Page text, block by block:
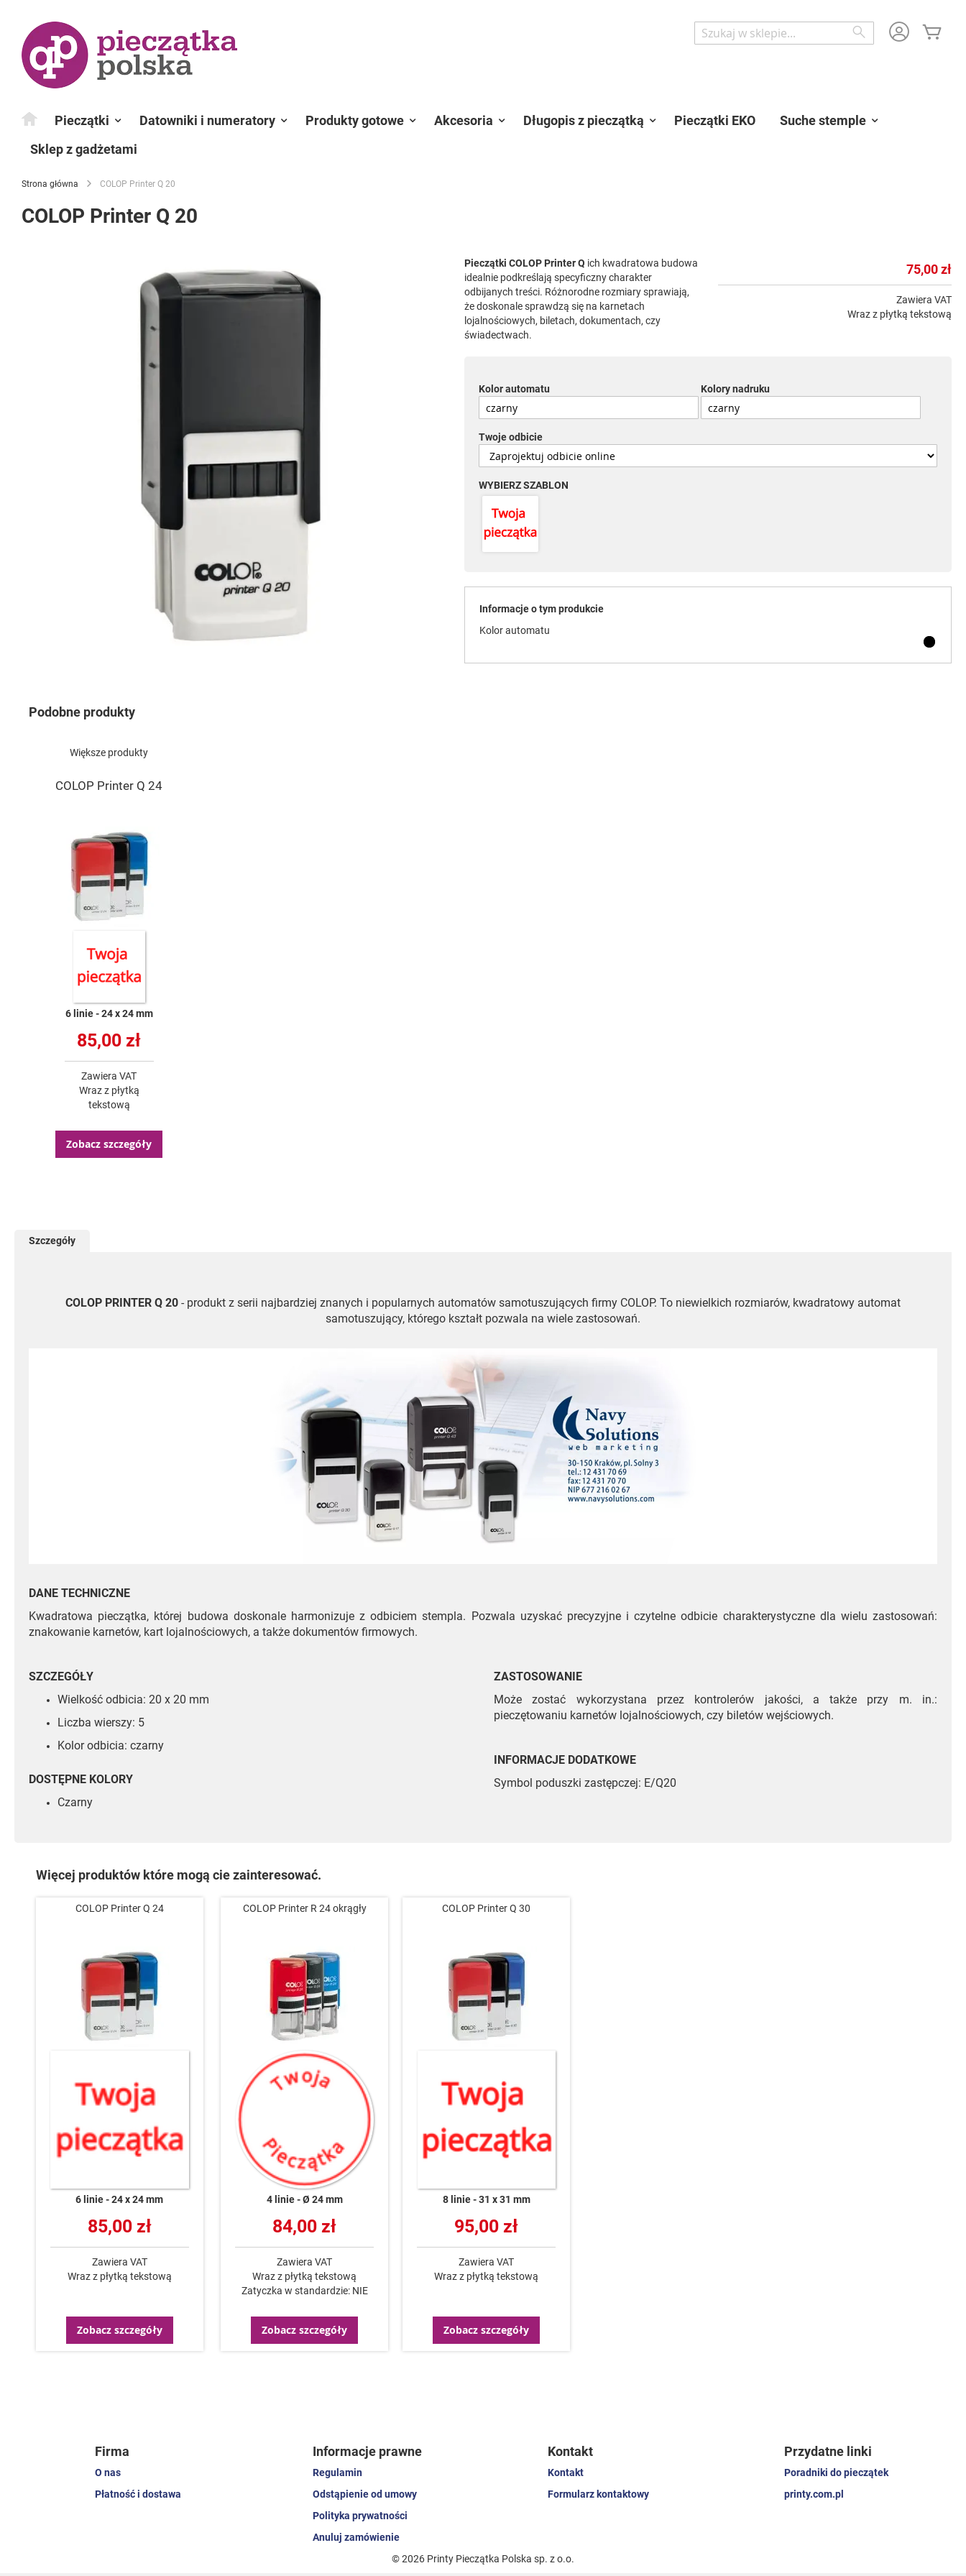
Wyszukaj
Pieczątki Datowniki i numeratory Produkty gotowe Akcesoria Długopis z pieczątką Pieczątki EKO
Suche stemple
Sklep z gadżetami
Strona główna COLOP Printer Q 20
COLOP Printer Q 20
początek
75,00 zł
Zawiera VAT
Wraz z płytką tekstową
Pieczątki COLOP Printer Q ich kwadratowa budowa
idealnie podkreślają specyficzny charakter
odbijanych treści. Różnorodne rozmiary sprawiają,
że doskonale sprawdzą się na karnetach
lojalnościowych, biletach, dokumentach, czy
świadectwach.
Kolor automatu Kolory nadruku
Twoje odbicie
WYBIERZ SZABLON
Informacje o tym produkcie
Kolor automatu
Podobne produkty
Większe produkty
COLOP Printer Q 24
6 linie 24 x 24 mm
85,00 zł
Zawiera VAT
Wraz z płytką
tekstową
Zobacz szczegóły
Szczegóły
COLOP PRINTER Q 20 - produkt z serii najbardziej znanych i popularnych automatów samotuszujących firmy COLOP. To niewielkich rozmiarów, kwadratowy automat
samotuszujący, którego kształt pozwala na wiele zastosowań.
DANE TECHNICZNE
Kwadratowa pieczątka, której budowa doskonale harmonizuje z odbiciem stempla. Pozwala uzyskać precyzyjne i czytelne odbicie charakterystyczne dla wielu zastosowań:
znakowanie karnetów, kart lojalnościowych, a także dokumentów firmowych.
SZCZEGÓŁY
Wielkość odbicia: 20 x 20 mm
Liczba wierszy: 5
Kolor odbicia: czarny
DOSTĘPNE KOLORY
Czarny
ZASTOSOWANIE
Może zostać wykorzystana przez kontrolerów jakości, a także przy m. in.:
pieczętowaniu karnetów lojalnościowych, czy biletów wejściowych.
INFORMACJE DODATKOWE
Symbol poduszki zastępczej: E/Q20
Więcej produktów które mogą cie zainteresować.
COLOP Printer Q 24
6 linie 24 x 24 mm
85,00 zł
Zawiera VAT
Wraz z płytką tekstową
Zobacz szczegóły
COLOP Printer R 24 okrągły
4 linie Ø 24 mm
84,00 zł
Zawiera VAT
Wraz z płytką tekstową
Zatyczka w standardzie: NIE
Zobacz szczegóły
COLOP Printer Q 30
8 linie 31 x 31 mm
95,00 zł
Zawiera VAT
Wraz z płytką tekstową
Zobacz szczegóły
Firma
O nas
Płatność i dostawa
Informacje prawne
Regulamin
Odstąpienie od umowy
Polityka prywatności
Anuluj zamówienie
Kontakt
Kontakt
Formularz kontaktowy
Przydatne linki
Poradniki do pieczątek
printy.com.pl
© 2026 Printy Pieczątka Polska sp. z o.o.